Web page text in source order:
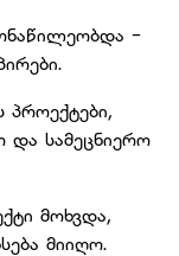
-
სამეცნიერო
მოხვდა,
მიიღო.